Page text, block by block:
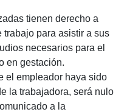
tienen derecho a
trabajo para asistir a sus
necesarios para el
en gestación.
el empleador haya sido
la trabajadora, será nulo
a la